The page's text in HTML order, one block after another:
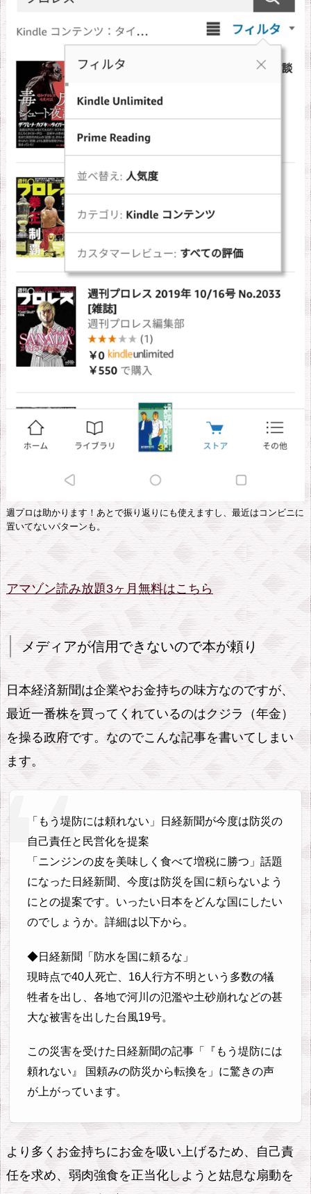
週プロは助かります！あとで振り返りにも使えますし、最近はコンビニに
置いてないパターンも。
アマゾン読み放題3ヶ月無料はこちら
メディアが信用できないので本が頼り
日本経済新聞は企業やお金持ちの味方なのですが、
最近一番株を買ってくれているのはクジラ（年金）
を操る政府です。なのでこんな記事を書いてしまい
ます。
「もう堤防には頼れない」日経新聞が今度は防災の
自己責任と民営化を提案
「ニンジンの皮を美味しく食べて増税に勝つ」話題
になった日経新聞、今度は防災を国に頼らないよう
にとの提案です。いったい日本をどんな国にしたい
のでしょうか。詳細は以下から。
◆日経新聞「防水を国に頼るな」
現時点で40人死亡、16人行方不明という多数の犠
牲者を出し、各地で河川の氾濫や土砂崩れなどの甚
大な被害を出した台風19号。
この災害を受けた日経新聞の記事「『もう堤防には
頼れない』 国頼みの防災から転換を」に驚きの声
が上がっています。
より多くお金持ちにお金を吸い上げるため、自己責
任を求め、弱肉強食を正当化しようと姑息な扇動を